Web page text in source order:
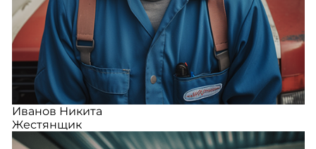
Иванов Никита
Жестянщик